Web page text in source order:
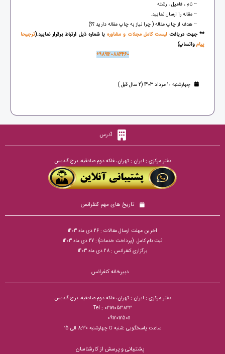
-- نام ، فامیل ، رشته
-- مقاله را ارسال نمایید.
-- هدف از چاپ مقاله ( چرا نیاز به چاپ مقاله دارید ؟؟)
** جهت دریافتلیست کامل مجلات و مشاوره با شماره ذیل ارتباط برقرار نمایید.(ترجیحا
پیامواتساپ)
+989120884460
چهارشنبه 10 مرداد 1403 (2 سال قبل )
آدرس
دفتر مرکزی : ایران : تهران، فلکه دوم صادقیه، برج گلدیس
تاریخ های مهم کنفرانس
آخرین مهلت ارسال مقالات : 26 دی ماه 1403
ثبت نام کامل (پرداخت خدمات) : 27 دی ماه 1403
برگزاری کنفرانس : 28 دی ماه 1403
دبیرخانه کنفرانس
دفتر مرکزی : ایران : تهران، فلکه دوم صادقیه، برج گلدیس
Tel : 02171053833
09120125011
ساعت پاسخگویی :شنبه تا چهارشنبه 8:30 الی 15
پشتیبانی و پرسش از کارشناسان